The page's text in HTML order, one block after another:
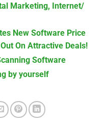
Marketing, Internet/
New Software Price
On Attractive Deals!
Software
by yourself